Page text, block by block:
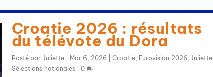
Croatie 2026 : résultats
du télévote du Dora
Posté par Juliette| Mar 6, 2026| Croatie, Eurovision 2026, Juliette,
Sélections nationales| 0